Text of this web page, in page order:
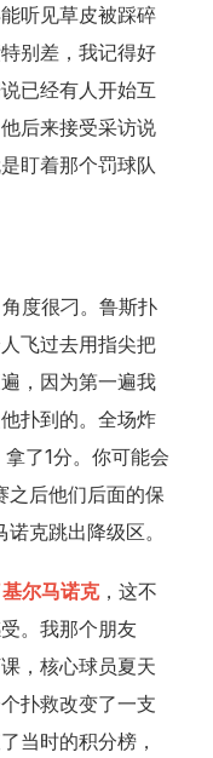
听见草皮被踩碎
别差，我记得好
已经有人开始互
后来接受采访说
盯着那个罚球队
度很刁。鲁斯扑
飞过去用指尖把
，因为第一遍我
扑到的。全场炸
了1分。你可能会
之后他们后面的保
克跳出降级区。
尔马诺克，这不
。我那个朋友
，核心球员夏天
扑救改变了一支
当时的积分榜，